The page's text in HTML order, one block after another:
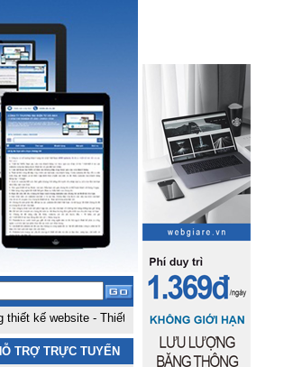
website -Thiết kế web siêu rẻ 1,5 tr -Hosting đặt tại
TRỢ TRỰC TUYẾN